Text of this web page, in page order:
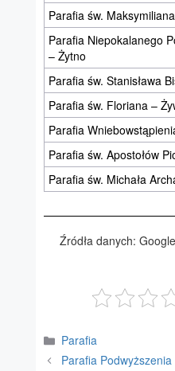
Parafia św.
Parafia Niepokalanego
– Żytno
Parafia św. Stanisława
Parafia św. Floriana –
Parafia
Parafia św. Apostołów
Parafia św. Michała
Źródła danych:
Kategorie
Parafia
Parafia